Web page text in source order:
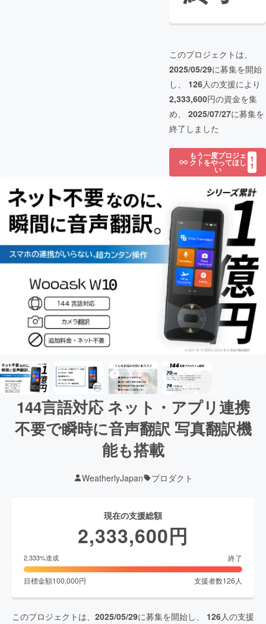
このプロジェクトは、
2025/05/29に募集を開始
し、 126人の支援により
2,333,600円の資金を集
め、 2025/07/27に募集を
終了しました
もう一度プロジェ
クトをやってほし
い
1
1
144言語対応 ネット・アプリ連携
不要で瞬時に音声翻訳 写真翻訳機
能も搭載
WeatherlyJapan プロダクト
現在の支援総額
2,333,600円
2,333%達成 終了
目標金額100,000円 支援者数126 人
このプロジェクトは、 2025/05/29に募集を開始し、 126人の支援